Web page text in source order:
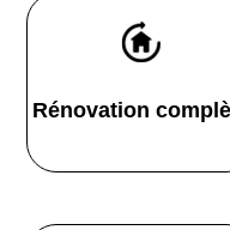
Rénovation